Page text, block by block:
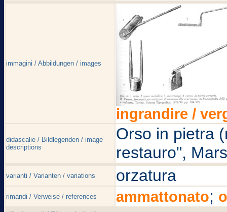
immagini / Abbildungen / images
ingrandire /
didascalie / Bildlegenden / image
descriptions
Orso in pietra
restauro",
varianti / Varianten / variations orzatura
rimandi / Verweise / references ammattonato;